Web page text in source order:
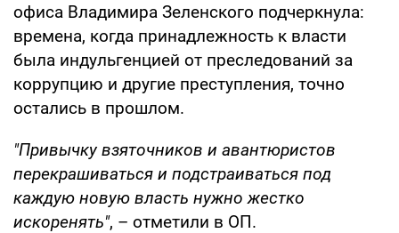
офиса Владимира Зеленского подчеркнула:
времена, когда принадлежность к власти
была индульгенцией от преследований за
коррупцию и другие преступления, точно
остались в прошлом.
"Привычку взяточников и авантюристов
перекрашиваться и подстраиваться под
каждую новую власть нужно жестко
искоренять", – отметили в ОП.